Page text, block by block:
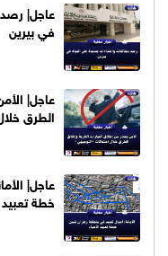
عاجل| رصد
في بيرين
عاجل|
الطرق
عاجل|
خطة تعبيد